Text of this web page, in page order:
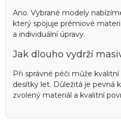
Ano. Vybrané modely
který spojuje prémiové
a individuální úpravy.
Jak dlouho vydrží
Při správné péči může
desítky let. Důležitá je pevná
zvolený materiál a kvalitní